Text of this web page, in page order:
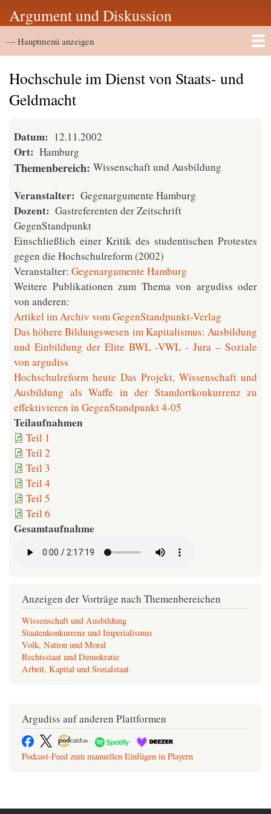
Direkt
zum
Argument und Diskussion
— Hauptmenü anzeigen
Startseite
Vortragsarchiv
Hochschule im Dienst von Staats- und
Geldmacht
Datum 12.11.2002
Ort Hamburg
Themenbereich Wissenschaft und Ausbildung
Veranstalter Gegenargumente Hamburg
Dozent
Gastreferenten der Zeitschrift
GegenStandpunkt
Einschließlich einer Kritik des studentischen Protestes
gegen die Hochschulreform (2002)
Veranstalter: Gegenargumente Hamburg
Weitere Publikationen zum Thema von argudiss oder
von anderen:
Artikel im Archiv vom GegenStandpunkt-Verlag
Das höhere Bildungswesen im Kapitalismus: Ausbildung
und Einbildung der Elite BWL -VWL - Jura – Soziale
von argudiss
Hochschulreform heute Das Projekt, Wissenschaft und
Ausbildung als Waffe in der Standortkonkurrenz zu
effektivieren in GegenStandpunkt 4-05
Teilaufnahmen
Teil 1
Teil 2
Teil 3
Teil 4
Teil 5
Teil 6
Gesamtaufnahme
Anzeigen der Vorträge nach Themenbereichen
Wissenschaft und Ausbildung
Staatenkonkurrenz und Imperialismus
Volk, Nation und Moral
Rechtsstaat und Demokratie
Arbeit, Kapital und Sozialstaat
Argudiss auf anderen Plattformen
Podcast-Feed zum manuellen Einfügen in Playern